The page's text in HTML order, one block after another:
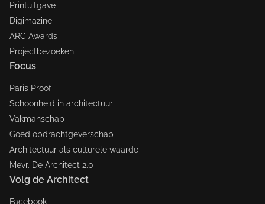
Printuitgave
Digimazine
ARC Awards
Projectbezoeken
Focus
Paris Proof
Schoonheid in architectuur
Vakmanschap
Goed opdrachtgeverschap
Architectuur als culturele waarde
Mevr. De Architect 2.0
Volg de Architect
Facebook